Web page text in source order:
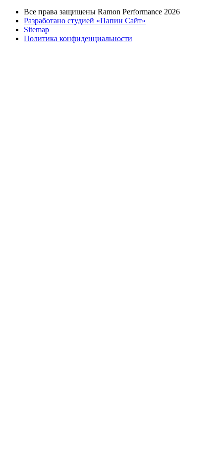
Все права защищены Ramon Performance 2026
Разработано студией «Папин Сайт»
Sitemap
Политика конфиденциальности